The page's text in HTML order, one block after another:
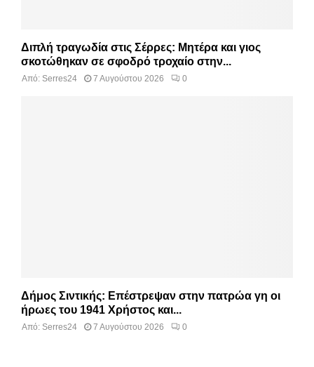
Διπλή τραγωδία στις Σέρρες: Μητέρα και γιος
σκοτώθηκαν σε σφοδρό τροχαίο στην...
Από: Serres24 7 Αυγούστου 2026 0
Δήμος Σιντικής: Επέστρεψαν στην πατρώα γη οι
ήρωες του 1941 Χρήστος και...
Από: Serres24 7 Αυγούστου 2026 0